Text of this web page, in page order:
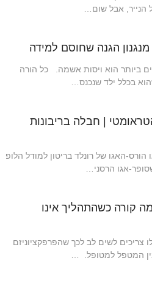
אבל שום…
הגנה שחוסם למידה
ביותר הוא ויסות אשמה. כל הורה
בכלל ילד שנכנס…
| חבלה בריבונות
האגו של רונלד בריטון למודל הלופ
אגו הרסני…
קורה כשהתהליך אינו
צריכים לשים לב לכך שהפרפקציוניזם
המטפל למטופל. …